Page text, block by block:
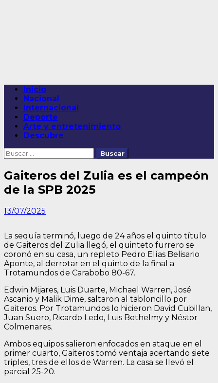
Menú
principal
Inicio
Nacional
Internacional
Deporte
Arte y entretenimiento
Descubre
Buscar:
Gaiteros del Zulia es el campeón
de la SPB 2025
13/07/2025
La sequía terminó, luego de 24 años el quinto título
de Gaiteros del Zulia llegó, el quinteto furrero se
coronó en su casa, un repleto Pedro Elías Belisario
Aponte, al derrotar en el quinto de la final a
Trotamundos de Carabobo 80-67.
Edwin Mijares, Luis Duarte, Michael Warren, José
Ascanio y Malik Dime, saltaron al tabloncillo por
Gaiteros. Por Trotamundos lo hicieron David Cubillan,
Juan Suero, Ricardo Ledo, Luis Bethelmy y Néstor
Colmenares.
Ambos equipos salieron enfocados en ataque en el
primer cuarto, Gaiteros tomó ventaja acertando siete
triples, tres de ellos de Warren. La casa se llevó el
parcial 25-20.